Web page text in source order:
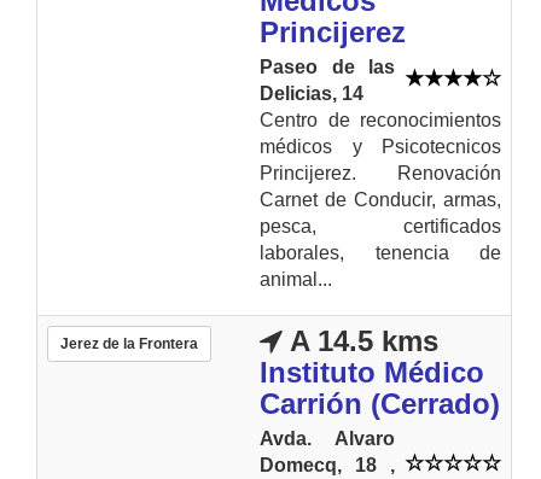
Princijerez
Paseo de las
Delicias, 14
Centro de reconocimientos
médicos y Psicotecnicos
Princijerez. Renovación
Carnet de Conducir, armas,
pesca, certificados
laborales, tenencia de
animal...
Jerez de la Frontera
A 14.5 kms
Instituto Médico
Carrión (Cerrado)
Avda. Alvaro
Domecq, 18 ,